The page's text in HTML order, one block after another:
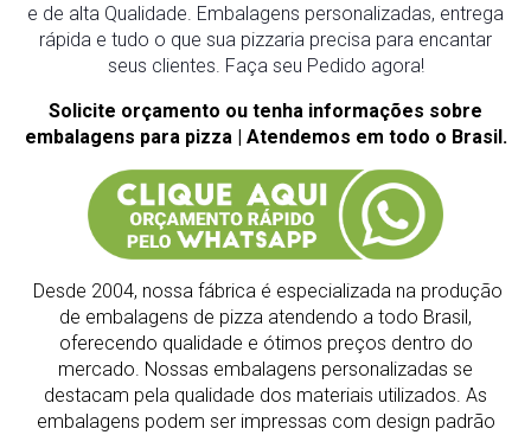
e de alta Qualidade. Embalagens personalizadas, entrega
rápida e tudo o que sua pizzaria precisa para encantar
seus clientes. Faça seu Pedido agora!
Solicite orçamento ou tenha informações sobre
embalagens para pizza | Atendemos em todo o Brasil.
Desde 2004, nossa fábrica é especializada na produção
de embalagens de pizza atendendo a todo Brasil,
oferecendo qualidade e ótimos preços dentro do
mercado. Nossas embalagens personalizadas se
destacam pela qualidade dos materiais utilizados. As
embalagens podem ser impressas com design padrão